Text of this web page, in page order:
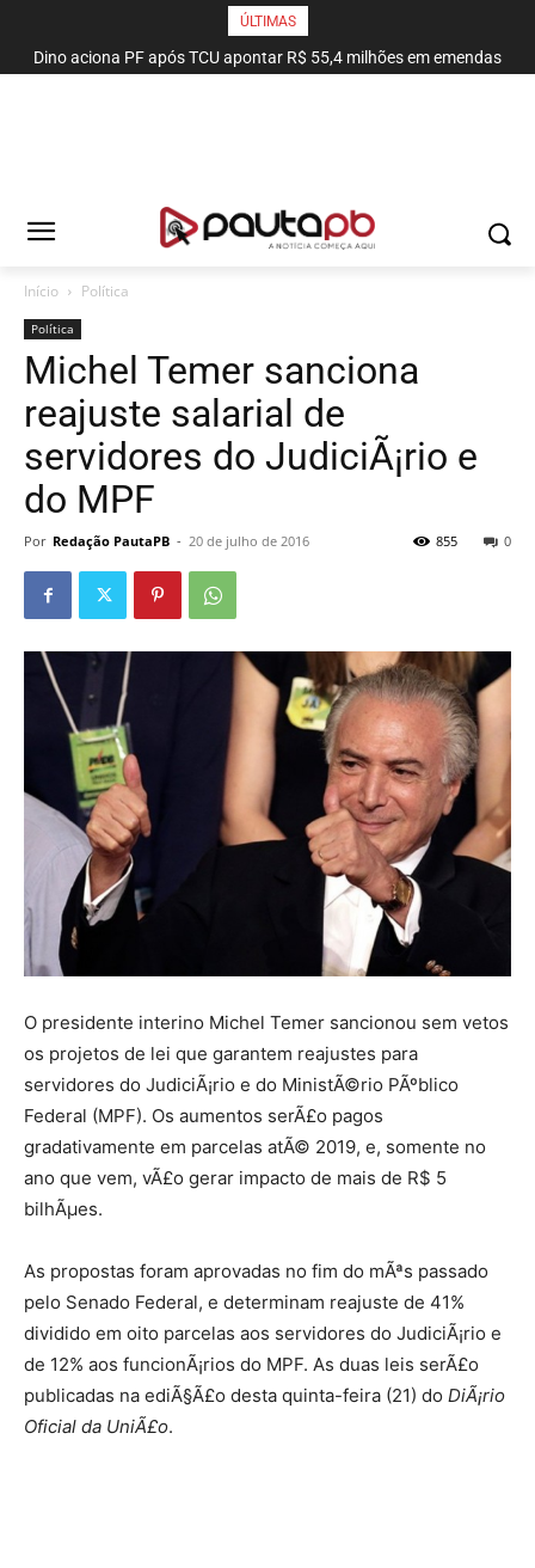
ÚLTIMAS
Dino aciona PF após TCU apontar R$ 55,4 milhões em emendas
suspeitas
Início Política
Política
Michel Temer sanciona
reajuste salarial de
servidores do JudiciÃ¡rio e
do MPF
Por Redação PautaPB - 20 de julho de 2016 0
855
O presidente interino Michel Temer sancionou sem vetos
os projetos de lei que garantem reajustes para
servidores do JudiciÃ¡rio e do MinistÃ©rio PÃºblico
Federal (MPF). Os aumentos serÃ£o pagos
gradativamente em parcelas atÃ© 2019, e, somente no
ano que vem, vÃ£o gerar impacto de mais de R$ 5
bilhÃµes.
As propostas foram aprovadas no fim do mÃªs passado
pelo Senado Federal, e determinam reajuste de 41%
dividido em oito parcelas aos servidores do JudiciÃ¡rio e
de 12% aos funcionÃ¡rios do MPF. As duas leis serÃ£o
publicadas na ediÃ§Ã£o desta quinta-feira (21) do DiÃ¡rio
Oficial da UniÃ£o.